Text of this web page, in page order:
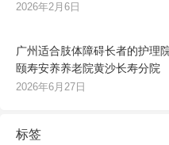
2026年2月6日
广州适合肢体障碍长者的护
颐寿安养养老院黄沙长寿分院
2026年6月27日
标签